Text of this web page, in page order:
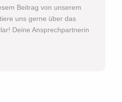
Beitrag von unserem
uns gerne über das
Deine Ansprechpartnerin